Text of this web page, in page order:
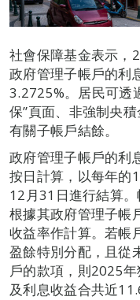
社會保障基金表示，
政府管理子帳戶的利
3.2725%。居民可透
保”頁面、非強制央
有關子帳戶結餘。
政府管理子帳戶的利
按日計算，以每年的
12月31日進行結算。
根據其政府管理子帳
收益率作計算。若帳
盈餘特別分配，且從
戶的款項，則2025
及利息收益合共近